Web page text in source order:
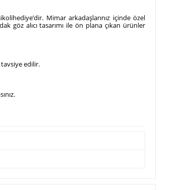
Mimar arkadaşlarınız içinde özel
göz alıcı tasarımı ile ön plana çıkan ürünler
tavsiye edilir.